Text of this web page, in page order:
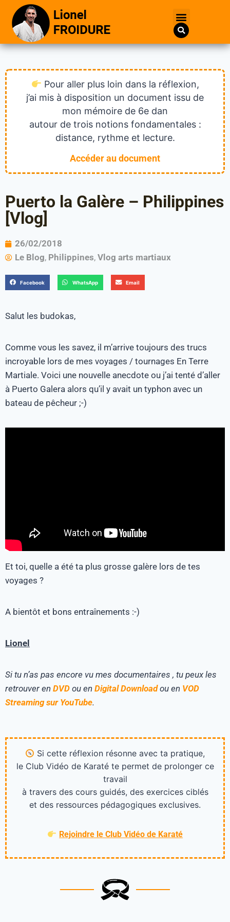
Pour aller plus loin dans la réflexion,
j’ai mis à disposition un document issu de
mon mémoire de 6e dan
autour de trois notions fondamentales :
distance, rythme et lecture.
Accéder au document
Puerto la Galère – Philippines
[Vlog]
26/02/2018
Le Blog, Philippines, Vlog arts martiaux
Facebook WhatsApp Email
Salut les budokas,
Comme vous les savez, il m’arrive toujours des trucs
incroyable lors de mes voyages / tournages En Terre
Martiale. Voici une nouvelle anecdote ou j’ai tenté d’aller
à Puerto Galera alors qu’il y avait un typhon avec un
bateau de pêcheur ;-)
Et toi, quelle a été ta plus grosse galère lors de tes
voyages ?
A bientôt et bons entraînements :-)
Lionel
Si tu n’as pas encore vu mes documentaires , tu peux les
retrouver en DVD ou en Digital Downloadou en VOD
Streaming sur YouTube.
Si cette réflexion résonne avec ta pratique,
le Club Vidéo de Karaté te permet de prolonger ce
travail
à travers des cours guidés, des exercices ciblés
et des ressources pédagogiques exclusives.
Rejoindre le Club Vidéo de Karaté